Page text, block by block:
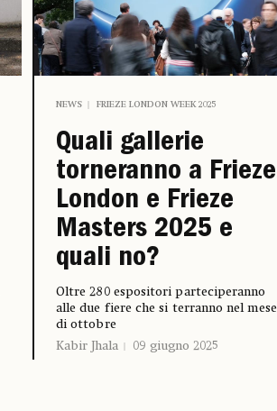
NEWS FRIEZE LONDON WEEK 2025
Quali gallerie
torneranno a Frieze
London e Frieze
Masters 2025 e
quali no?
Oltre 280 espositori parteciperanno
alle due fiere che si terranno nel mese
di ottobre
Kabir Jhala
09 giugno 2025